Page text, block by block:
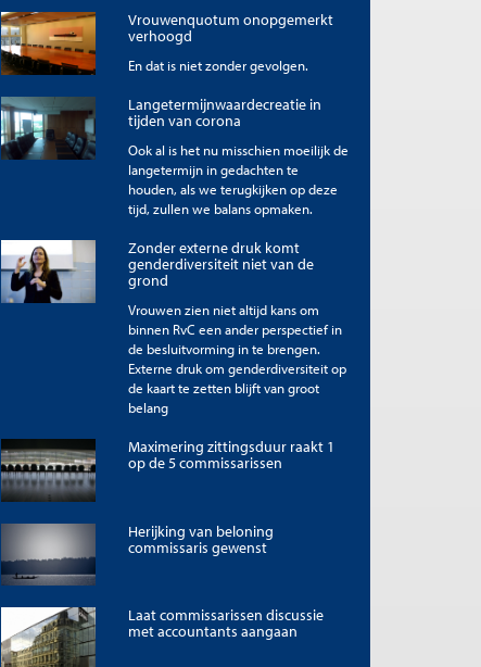
Vrouwenquotum onopgemerkt
verhoogd
En dat is niet zonder gevolgen.
Langetermijnwaardecreatie in
tijden van corona
Ook al is het nu misschien moeilijk de
langetermijn in gedachten te
houden, als we terugkijken op deze
tijd, zullen we balans opmaken.
Zonder externe druk komt
genderdiversiteit niet van de
grond
Vrouwen zien niet altijd kans om
binnen RvC een ander perspectief in
de besluitvorming in te brengen.
Externe druk om genderdiversiteit op
de kaart te zetten blijft van groot
belang
Maximering zittingsduur raakt 1
op de 5 commissarissen
Herijking van beloning
commissaris gewenst
Laat commissarissen discussie
met accountants aangaan